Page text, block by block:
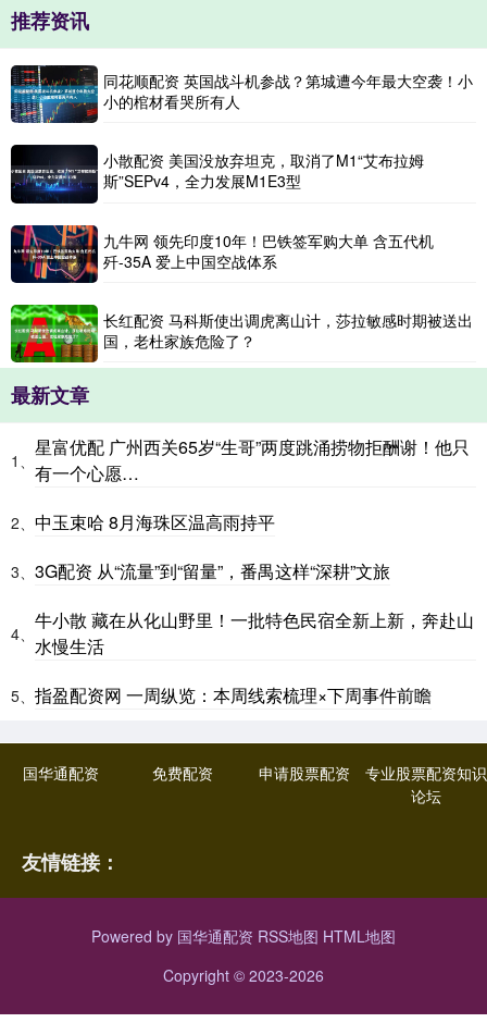
推荐资讯
同花顺配资 英国战斗机参战？第城遭今年最大空袭！小
小的棺材看哭所有人
小散配资 美国没放弃坦克，取消了M1“艾布拉姆
斯”SEPv4，全力发展M1E3型
九牛网 领先印度10年！巴铁签军购大单 含五代机
歼-35A 爱上中国空战体系
长红配资 马科斯使出调虎离山计，莎拉敏感时期被送出
国，老杜家族危险了？
最新文章
1、
星富优配 广州西关65岁“生哥”两度跳涌捞物拒酬谢！他只
有一个心愿…
2、 中玉束哈 8月海珠区温高雨持平
3、 3G配资 从“流量”到“留量”，番禺这样“深耕”文旅
4、
牛小散 藏在从化山野里！一批特色民宿全新上新，奔赴山
水慢生活
5、 指盈配资网 一周纵览：本周线索梳理×下周事件前瞻
国华通配资 免费配资 申请股票配资
专业股票配资知识
论坛
友情链接：
Powered by 国华通配资 RSS地图 HTML地图
Copyright © 2023-2026